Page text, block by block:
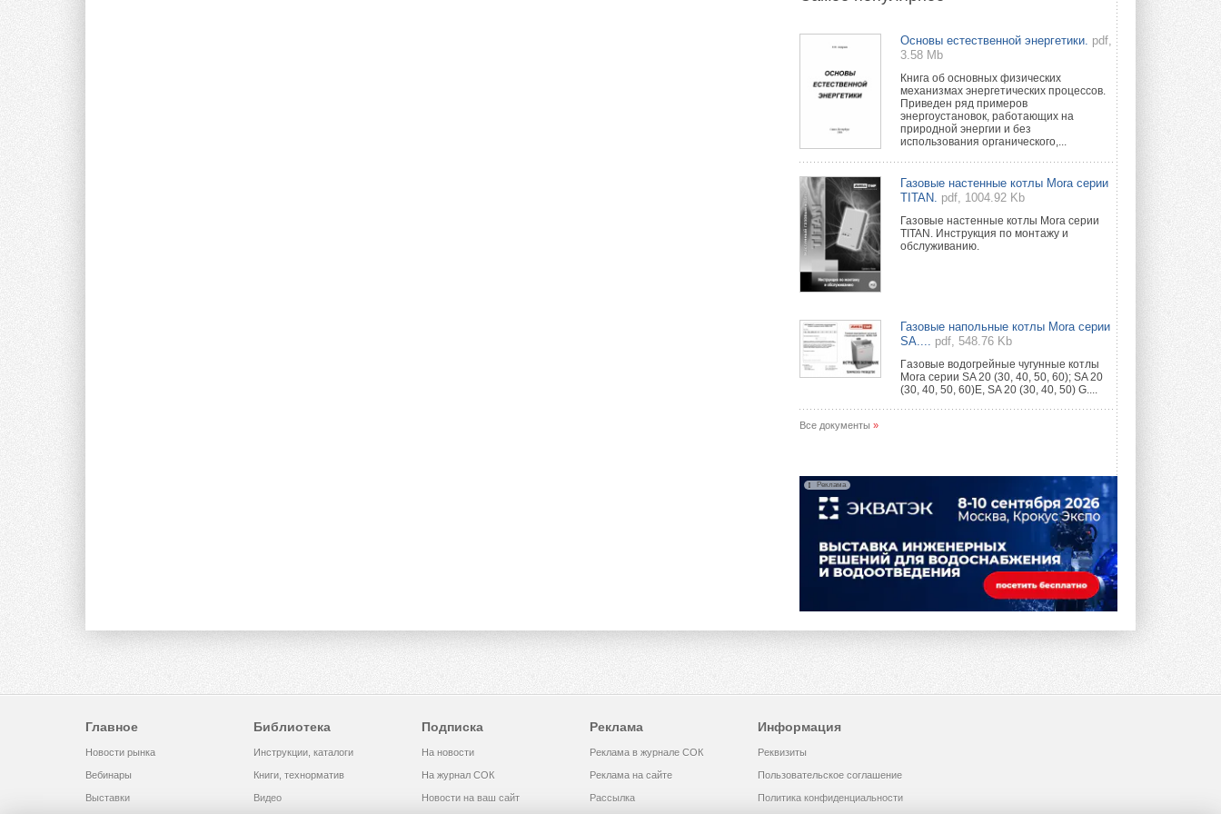
Midea открылся в Сургуте
Компания «Даичи» совместно с
партнером «Энердрим» открыла новый
фирменный магазин Midea в Сургуте ...
29 ИЮЛЯ 2026
Токио — лидер по
интенсивности использования
кондиционеров
Данные получены в ходе очередного
опроса Daikin о восприятии жары ...
28 ИЮЛЯ 2026
CDU производства LG прошёл
В Великобритании предлагают
сделать кондиционирование
обязательным для новостроек
Либеральные демократы внесли
предложение оснащать все новые ...
производство холодильной
техники и теплообменного
оборудования
Проект реализует компания «ВЕЗА» ...
Ридан объявил о старте продаж
автоматического
балансировочного клапана
Клапан APT‑R3 производится на заводе
Шумоглушители собственного
производства от компании
TURKOV
Aquatherm Almaty 2026:
ключевая платформа для
Основы естественной энергетики. pdf,
3.58 Mb
Книга об основных физических
механизмах энергетических процессов.
Приведен ряд примеров
энергоустановок, работающих на
природной энергии и без
использования органического,...
Газовые настенные котлы Mora серии
TITAN. pdf, 1004.92 Kb
Газовые настенные котлы Mora серии
TITAN. Инструкция по монтажу и
обслуживанию.
Газовые напольные котлы Mora серии
SA....
pdf, 548.76 Kb
Гaзовые водогрeйные чугунные котлы
Mora серии SA 20 (30, 40, 50, 60); SA 20
(30, 40, 50, 60)E, SA 20 (30, 40, 50) G....
Все документы »
Реклама
Главное
Новости рынка
Вебинары
Выставки
Библиотека
Инструкции, каталоги
Книги, технорматив
Видео
Подписка
На новости
На журнал СОК
Новости на ваш сайт
Реклама
Реклама в журнале СОК
Реклама на сайте
Рассылка
Информация
Реквизиты
Пользовательское соглашение
Политика конфиденциальности